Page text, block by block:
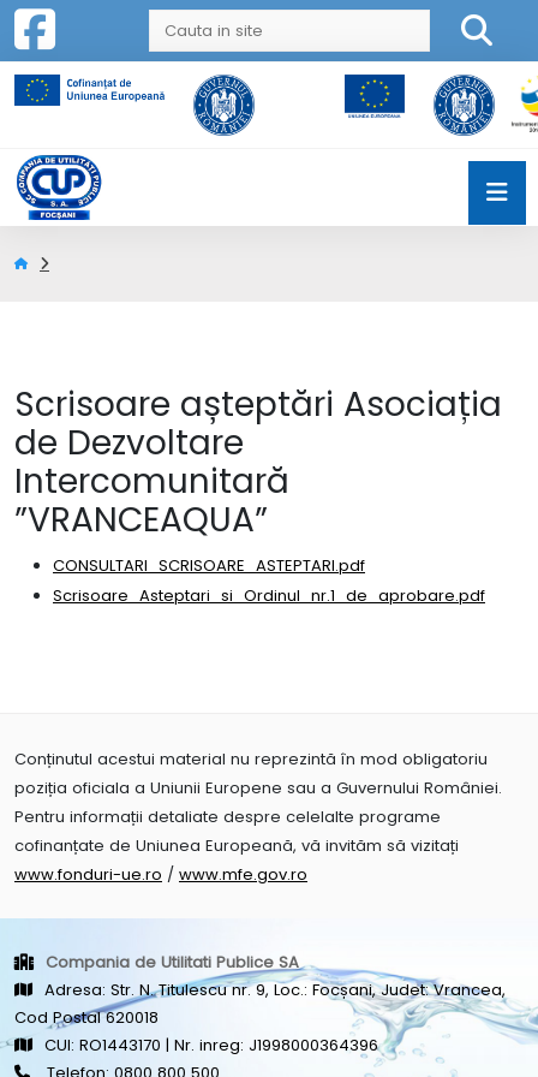
Scrisoare așteptări Asociația
de Dezvoltare
Intercomunitară
”VRANCEAQUA”
CONSULTARI_SCRISOARE_ASTEPTARI.pdf
Scrisoare_Asteptari_si_Ordinul_nr.1_de_aprobare.pdf
Conținutul acestui material nu reprezintă în mod obligatoriu
poziția oficiala a Uniunii Europene sau a Guvernului României.
Pentru informații detaliate despre celelalte programe
cofinanțate de Uniunea Europeană, vă invităm să vizitați
www.fonduri-ue.ro / www.mfe.gov.ro
Compania de Utilitati Publice SA
Adresa: Str. N. Titulescu nr. 9, Loc.: Focșani, Judet: Vrancea,
Cod Postal 620018
CUI: RO1443170 | Nr. inreg: J1998000364396
Telefon: 0800 800 500